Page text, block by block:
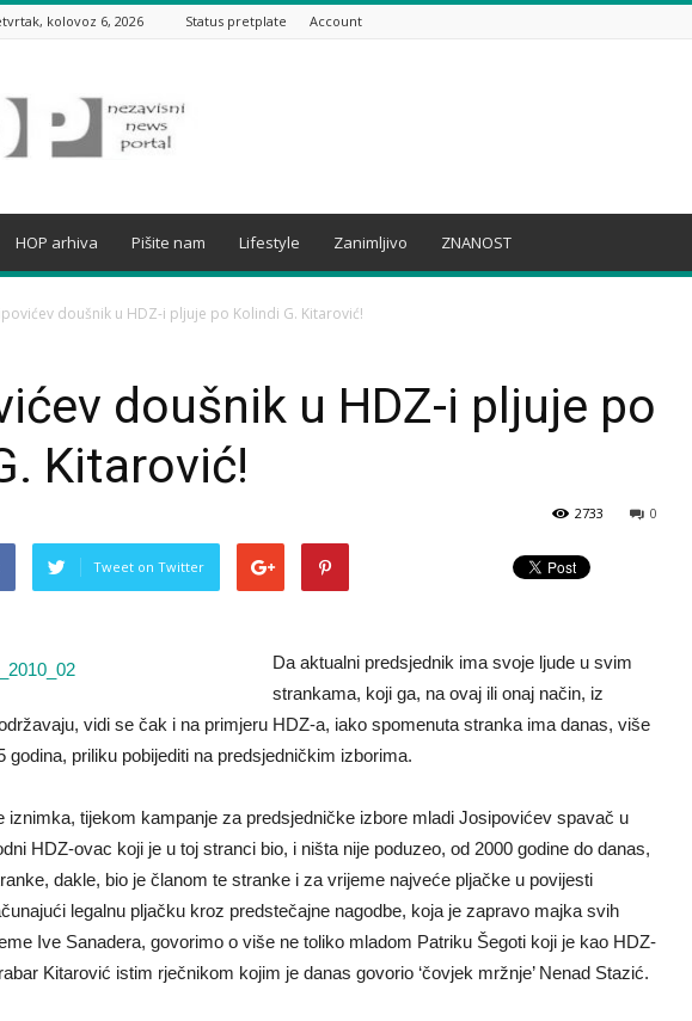
kolovoz 6, 2026 Status pretplate Account
HOP arhiva Pišite nam Lifestyle Zanimljivo ZNANOST
doušnik u HDZ-i pljuje po Kolindi G. Kitarović!
doušnik u HDZ-i pljuje po
Kitarović!
0
2733
Tweet on Twitter
Da aktualni predsjednik ima svoje ljude u svim
strankama, koji ga, na ovaj ili onaj način, iz
vidi se čak i na primjeru HDZ-a, iako spomenuta stranka ima danas, više
godina, priliku pobijediti na predsjedničkim izborima.
iznimka, tijekom kampanje za predsjedničke izbore mladi Josipovićev spavač u
HDZ-ovac koji je u toj stranci bio, i ništa nije poduzeo, od 2000 godine do danas,
dakle, bio je članom te stranke i za vrijeme najveće pljačke u povijesti
legalnu pljačku kroz predstečajne nagodbe, koja je zapravo majka svih
Ive Sanadera, govorimo o više ne toliko mladom Patriku Šegoti koji je kao HDZ-
Kitarović istim rječnikom kojim je danas govorio ‘čovjek mržnje’ Nenad Stazić.